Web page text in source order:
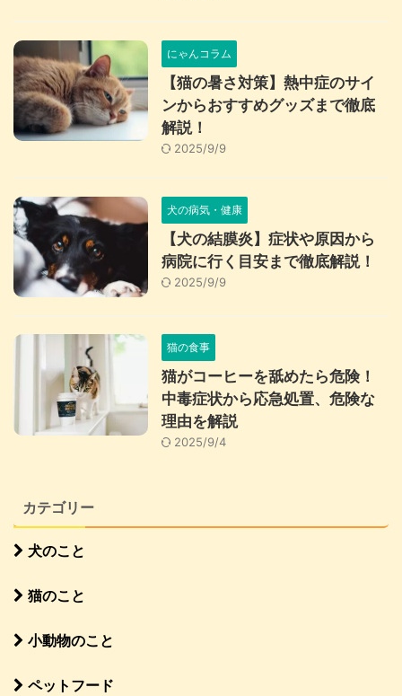
にゃんコラム
【猫の暑さ対策】熱中症のサイ
ンからおすすめグッズまで徹底
解説！
2025/9/9
犬の病気・健康
【犬の結膜炎】症状や原因から
病院に行く目安まで徹底解説！
2025/9/9
猫の食事
猫がコーヒーを舐めたら危険！
中毒症状から応急処置、危険な
理由を解説
2025/9/4
カテゴリー
犬のこと
猫のこと
小動物のこと
ペットフード